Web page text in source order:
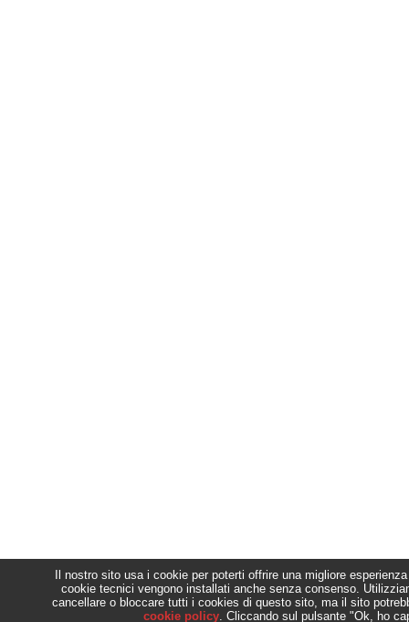
Il nostro sito usa i cookie per poterti offrire una migliore
cookie tecnici vengono installati anche senza consenso.
cancellare o bloccare tutti i cookies di questo sito, ma il sito
cookie policy. Cliccando sul pulsante "Ok, ho